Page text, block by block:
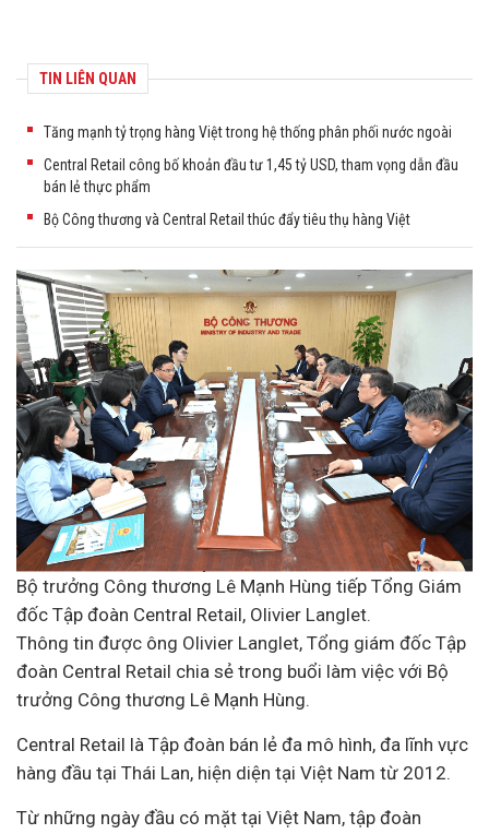
TIN LIÊN QUAN
Tăng mạnh tỷ trọng hàng Việt trong hệ thống phân phối nước ngoài
Central Retail công bố khoản đầu tư 1,45 tỷ USD, tham vọng dẫn đầu
bán lẻ thực phẩm
Bộ Công thương và Central Retail thúc đẩy tiêu thụ hàng Việt
Bộ trưởng Công thương Lê Mạnh Hùng tiếp Tổng Giám
đốc Tập đoàn Central Retail, Olivier Langlet.
Thông tin được ông Olivier Langlet, Tổng giám đốc Tập
đoàn Central Retail chia sẻ trong buổi làm việc với Bộ
trưởng Công thương Lê Mạnh Hùng.
Central Retail là Tập đoàn bán lẻ đa mô hình, đa lĩnh vực
hàng đầu tại Thái Lan, hiện diện tại Việt Nam từ 2012.
Từ những ngày đầu có mặt tại Việt Nam, tập đoàn